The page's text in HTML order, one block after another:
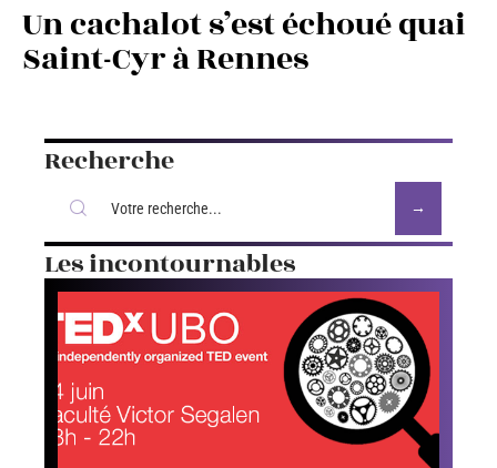
Un cachalot s’est échoué quai
Saint-Cyr à Rennes
Recherche
Les incontournables